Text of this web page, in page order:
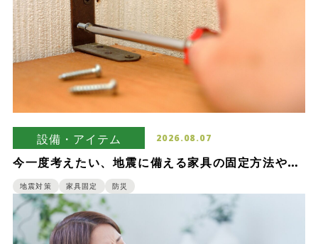
設備・アイテム 2026.08.07
今一度考えたい、地震に備える家具の固定方法や重
要性
地震対策 家具固定 防災